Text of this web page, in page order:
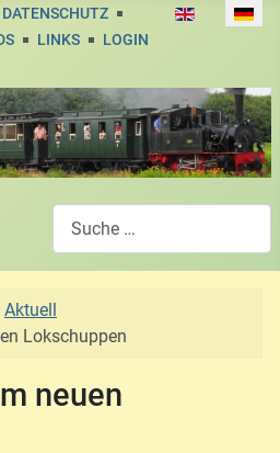
DATENSCHUTZ
LINKS LOGIN
Sprache
Aktuell
Lokschuppen
neuen